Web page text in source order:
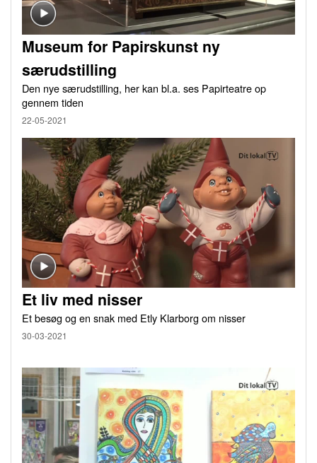
Museum for Papirskunst ny
særudstilling
Den nye særudstilling, her kan bl.a. ses Papirteatre op
gennem tiden
22-05-2021
Et liv med nisser
Et besøg og en snak med Etly Klarborg om nisser
30-03-2021